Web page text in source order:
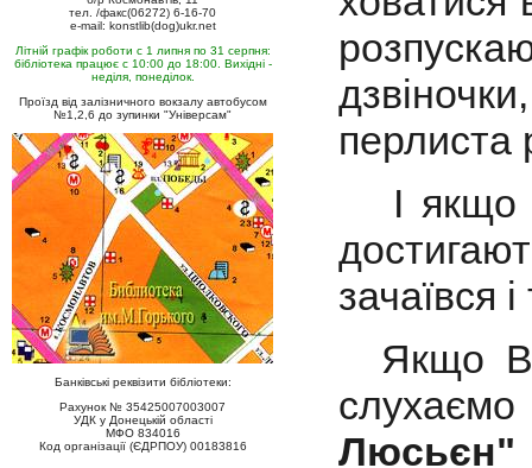
тел. /факс(06272) 6-16-70
e-mail: konstlib(dog)ukr.net
Літній графік роботи с 1 липня по 31 серпня:
бібліотека працює с 10:00 до 18:00. Вихідні -
неділя, понеділок.
Проїзд від залізничного вокзалу автобусом
№1,2,6 до зупинки "Універсам"
Банківські реквізити бібліотеки:
Рахунок № 35425007003007
УДК у Донецькій області
МФО 834016
Код організації (ЄДРПОУ) 00183816
перлиста
І якщо
зачаївся
Якщо
Люсьєн"